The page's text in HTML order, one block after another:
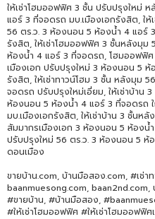
ให้เช่าโฮมออฟฟิศ 3 ชั้น ปรับปรุงใหม่
แอร์ 3 ที่จอดรถ มบ.เมืองเอกรังสิต, ใ
56 ตร.ว. 3 ห้องนอน 5 ห้องน้ำ 4 แอร์
รังสิต, ให้เช่าโฮมออฟฟิศ 3 ชั้นหลังมุม
ห้องน้ำ 4 แอร์ 3 ที่จอดรถ, โฮมออฟฟิศ
เมืองเอก ปรับปรุงใหม่ 3 ห้องนอน 5
รังสิต, ให้เช่าทาวน์โฮม 3 ชั้น หลังมุม
จอดรถ ปรับปรุงใหม่เอี่ยม, ให้เช่าบ้าน
ห้องนอน 5 ห้องน้ำ 4 แอร์ 3 ที่จอดรถ
มบ.เมืองเอกรังสิต, ให้เช่าบ้าน 3 ชั้นห
สัมมากรเมืองเอก 3 ห้องนอน 5 ห้องน้
ปรับปรุงใหม่ 56 ตร.ว. 3 ห้องนอน 5 ห้
ดอนเมือง
ขายบ้าน.com, บ้านมือสอง.com, #เช่า
baanmuesong.com, baan2nd.com,
#ขายบ้าน, #บ้านมือสอง,
#ให้เช่าโฮมออฟฟิศ #ให้เช่าโฮมออฟฟิ